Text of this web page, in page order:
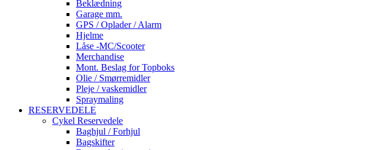
Beklædning
Garage mm.
GPS / Oplader / Alarm
Hjelme
Låse -MC/Scooter
Merchandise
Mont. Beslag for Topboks
Olie / Smørremidler
Pleje / vaskemidler
Spraymaling
RESERVEDELE
Cykel Reservedele
Baghjul / Forhjul
Bagskifter